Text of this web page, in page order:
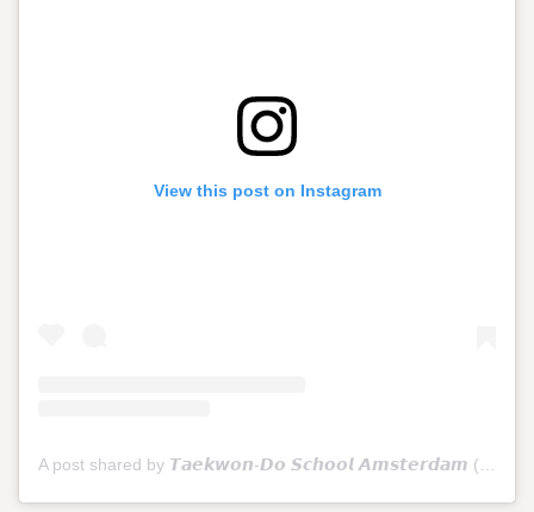
View this post on Instagram
A post shared by 𝙏𝙖𝙚𝙠𝙬𝙤𝙣-𝘿𝙤 𝙎𝙘𝙝𝙤𝙤𝙡 𝘼𝙢𝙨𝙩𝙚𝙧𝙙𝙖𝙢 (@tkdschoolamsterdam)